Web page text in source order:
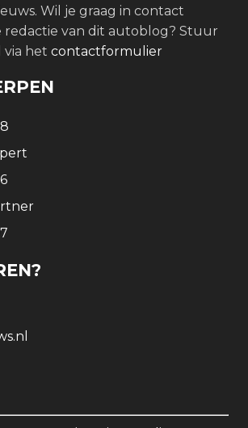
Wil je graag in contact
redactie van dit autoblog? Stuur
via het contactformulier